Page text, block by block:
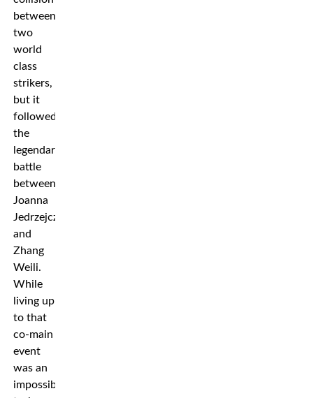
between
two
world
class
strikers,
but it
followed
the
legendary
battle
between
Joanna
Jedrzejczyk
and
Zhang
Weili.
While
living up
to that
co-main
event
was an
impossible